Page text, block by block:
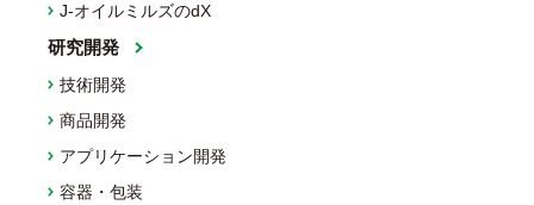
J-オイルミルズのdX
研究開発
技術開発
商品開発
アプリケーション開発
容器・包装